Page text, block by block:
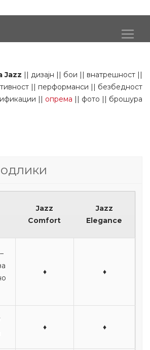
Jazz || дизајн || бои || внатрешност ||
|| перформанси || безбедност
|| опрема || фото || брошура
Jazz
Comfort
Jazz
Elegance
♦ ♦
♦ ♦